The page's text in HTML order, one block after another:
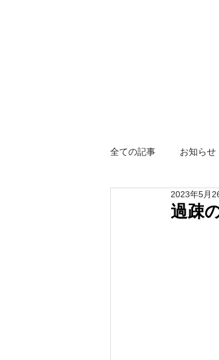
全ての記事 お知らせ
障がい者グループホ
過疎
2023年5月